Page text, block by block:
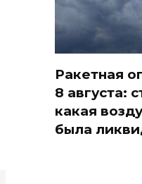
Ракетная
8 августа:
какая
была